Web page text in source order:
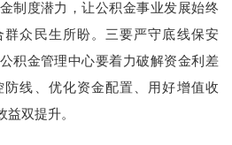
制度潜力，让公积金事业发展始终
众民生所盼。三要严守底线保安
积金管理中心要着力破解资金利差
线、优化资金配置、用好增值收
双提升。